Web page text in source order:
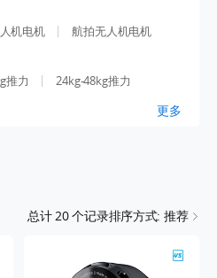
靠性、高效率和长寿命著称，广
助您轻松应对各种严苛工况，实现
机电机
航拍无人机电机
推力
24kg-48kg推力
更多
总计20个记录排序方式: 推荐